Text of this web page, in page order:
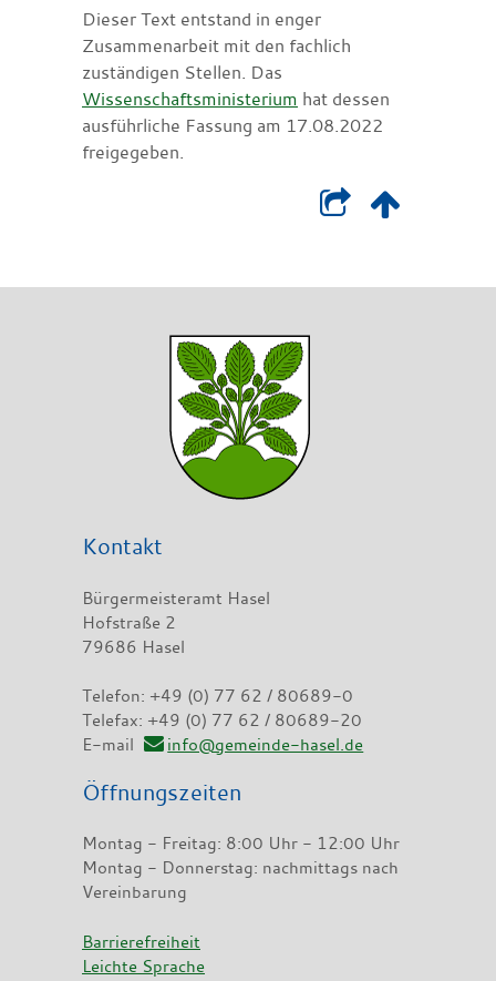
Dieser Text entstand in enger
Zusammenarbeit mit den fachlich
zuständigen Stellen. Das
Wissenschaftsministerium hat dessen
ausführliche Fassung am 17.08.2022
freigegeben.
Kontakt
Bürgermeisteramt Hasel
Hofstraße 2
79686 Hasel
Telefon: +49 (0) 77 62 / 80689-0
Telefax: +49 (0) 77 62 / 80689-20
E-mail
info@gemeinde-hasel.de
Öffnungszeiten
Montag - Freitag: 8:00 Uhr - 12:00 Uhr
Montag - Donnerstag: nachmittags nach
Vereinbarung
Barrierefreiheit
Leichte Sprache